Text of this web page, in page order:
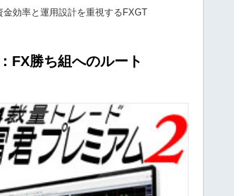
金効率と運用設計を重視するFXGT
FX勝ち組へのルート